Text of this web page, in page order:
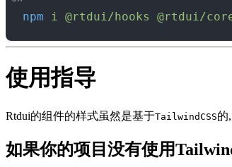
npm i @rtdui/hooks @rtdui/
使用指导
Rtdui的组件的样式虽然是基于TailwindCSS的
如果你的项目没有使用